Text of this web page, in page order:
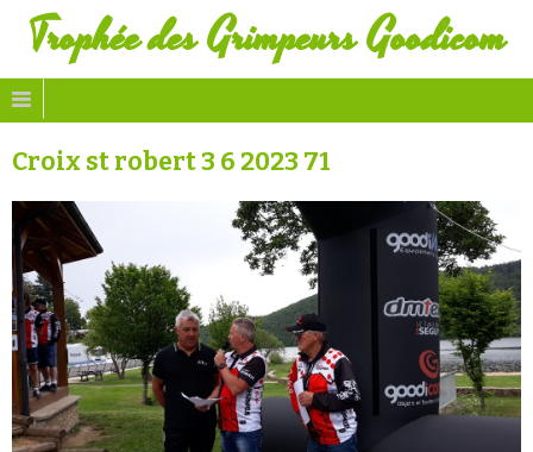
Trophée des Grimpeurs Goodicom
Croix st robert 3 6 2023 71